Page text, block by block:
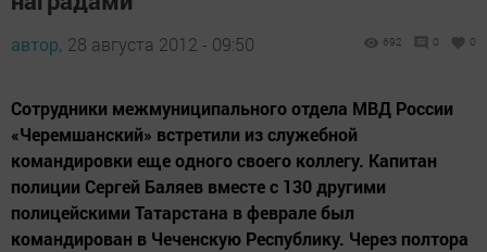
автор, 28 августа 2012 - 09:50 692 0 0
Сотрудники межмуниципального отдела МВД России
«Черемшанский» встретили из служебной
командировки еще одного своего коллегу. Капитан
полиции Сергей Баляев вместе с 130 другими
полицейскими Татарстана в феврале был
командирован в Чеченскую Республику. Через полтора